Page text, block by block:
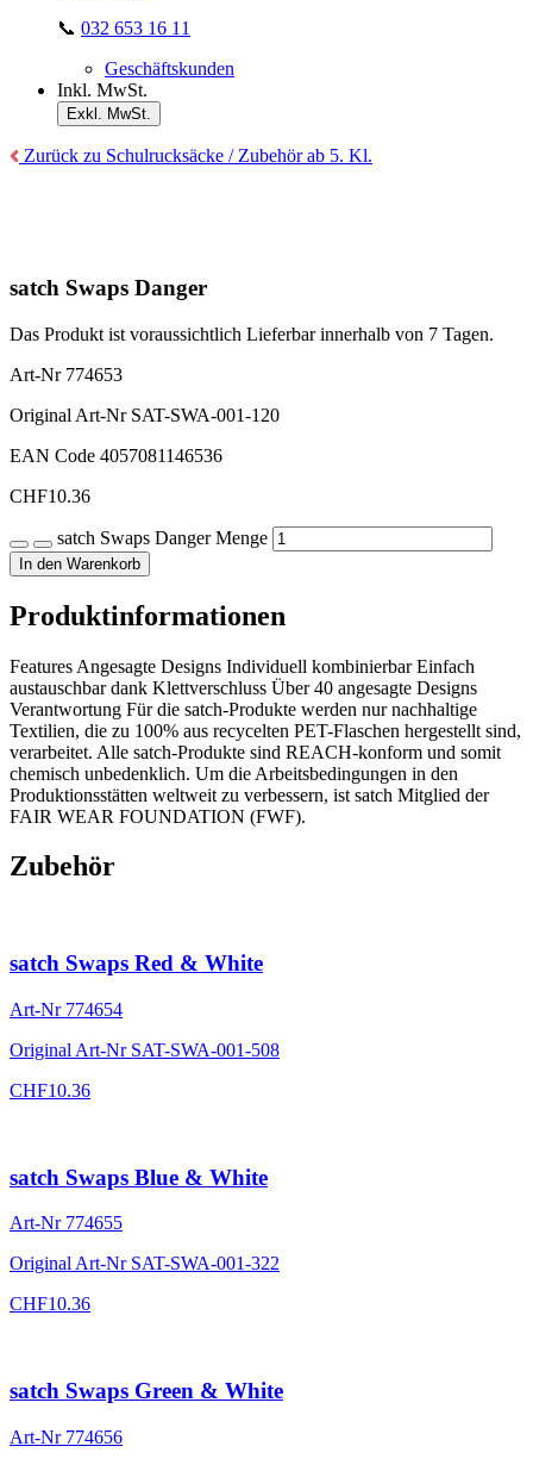
📞 032 653 16 11
Geschäftskunden
Inkl. MwSt.
Exkl. MwSt.
Zurück zu Schulrucksäcke / Zubehör ab 5. Kl.
satch Swaps Danger
Das Produkt ist voraussichtlich Lieferbar innerhalb von 7 Tagen.
Art-Nr 774653
Original Art-Nr SAT-SWA-001-120
EAN Code 4057081146536
CHF10.36
satch Swaps Danger Menge
In den Warenkorb
Produktinformationen
Features Angesagte Designs Individuell kombinierbar Einfach
austauschbar dank Klettverschluss Über 40 angesagte Designs
Verantwortung Für die satch-Produkte werden nur nachhaltige
Textilien, die zu 100% aus recycelten PET-Flaschen hergestellt sind,
verarbeitet. Alle satch-Produkte sind REACH-konform und somit
chemisch unbedenklich. Um die Arbeitsbedingungen in den
Produktionsstätten weltweit zu verbessern, ist satch Mitglied der
FAIR WEAR FOUNDATION (FWF).
Zubehör
satch Swaps Red & White
Art-Nr 774654
Original Art-Nr SAT-SWA-001-508
CHF10.36
satch Swaps Blue & White
Art-Nr 774655
Original Art-Nr SAT-SWA-001-322
CHF10.36
satch Swaps Green & White
Art-Nr 774656